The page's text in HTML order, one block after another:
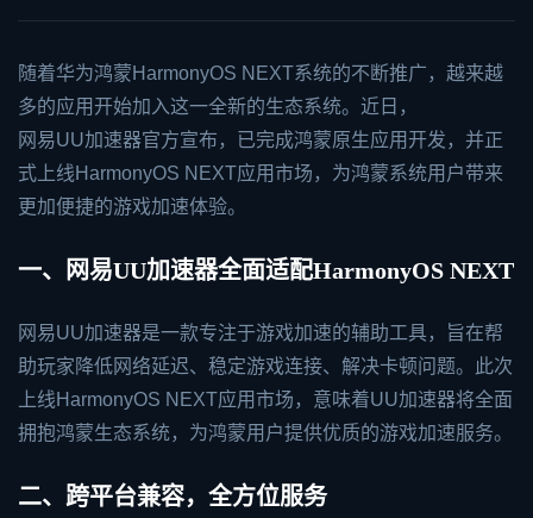
随着华为鸿蒙HarmonyOS NEXT系统的不断推广，越来越
多的应用开始加入这一全新的生态系统。近日，
网易UU加速器官方宣布，已完成鸿蒙原生应用开发，并正
式上线HarmonyOS NEXT应用市场，为鸿蒙系统用户带来
更加便捷的游戏加速体验。
一、网易UU加速器全面适配HarmonyOS NEXT
网易UU加速器是一款专注于游戏加速的辅助工具，旨在帮
助玩家降低网络延迟、稳定游戏连接、解决卡顿问题。此次
上线HarmonyOS NEXT应用市场，意味着UU加速器将全面
拥抱鸿蒙生态系统，为鸿蒙用户提供优质的游戏加速服务。
二、跨平台兼容，全方位服务